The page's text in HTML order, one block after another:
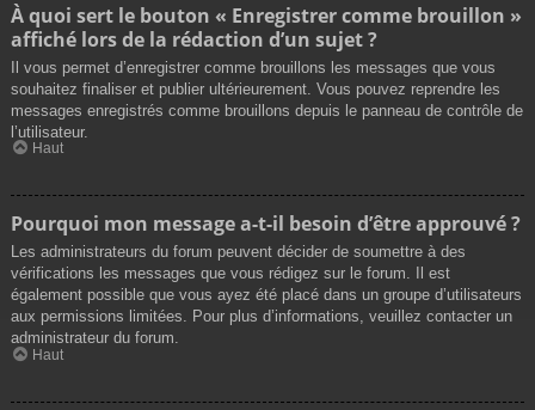
À quoi sert le bouton « Enregistrer comme brouillon »
affiché lors de la rédaction d’un sujet ?
Il vous permet d’enregistrer comme brouillons les messages que vous
souhaitez finaliser et publier ultérieurement. Vous pouvez reprendre les
messages enregistrés comme brouillons depuis le panneau de contrôle de
l’utilisateur.
Haut
Pourquoi mon message a-t-il besoin d’être approuvé ?
Les administrateurs du forum peuvent décider de soumettre à des
vérifications les messages que vous rédigez sur le forum. Il est
également possible que vous ayez été placé dans un groupe d’utilisateurs
aux permissions limitées. Pour plus d’informations, veuillez contacter un
administrateur du forum.
Haut